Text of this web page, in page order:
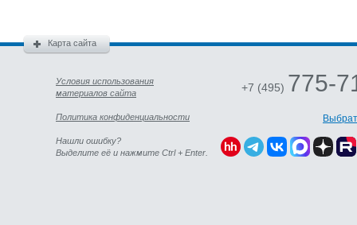
Карта сайта
Условия использования
материалов сайта
Политика конфиденциальности
Нашли ошибку?
Выделите её и нажмите Ctrl + Enter.
+7 (495) 775-